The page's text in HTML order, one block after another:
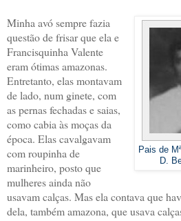
Pais de
D.
Minha avó sempre fazia
questão de frisar que ela e
Francisquinha Valente
eram ótimas amazonas.
Entretanto, elas montavam
de lado, num ginete, com
as pernas fechadas e saias,
como cabia às moças da
época. Elas cavalgavam
com roupinha de
marinheiro, posto que
mulheres ainda não
usavam calças. Mas ela contava que
dela, também amazona, que usava